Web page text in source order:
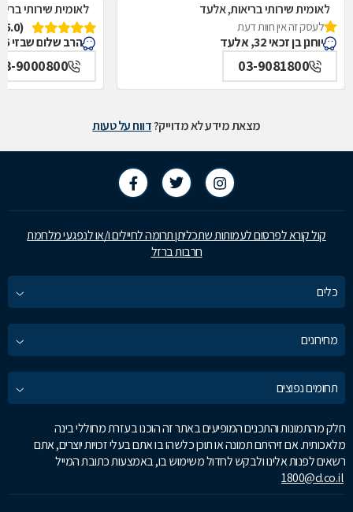
לאומית שירותי בריאות, אלעד
לעסק זה אין חוות דעת
יוחנן בן זכאי 32, אלעד
03-9081800
לאומית שירותי
(5.0)
הרב שלום שבזי 26, ראש העין
9000800
מצאת מידע לא מדוייק?דווח על טעות
קול קורא לפרסום לעמותות שתכליתן תרומה לחיילים ו/או לנפגעי מלחמת
חרבות ברזל
כלים
מחירונים
תחומים נפוצים
חלק מהתמונות והתכנים המופיעים באתר זה הוכנו בעזרת מחוללי בינה
מלאכותית. אם זיהיתם תמונה או תוכן כלשהו בו אתם בעלי זכויות יוצרים, אתם
רשאים לפנות אלינו ולבקש לחדול משימוש בו, באמצעות כתובת המייל
1800@d.co.il